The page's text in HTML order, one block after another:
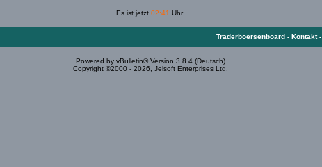
Es ist jetzt 02:41 Uhr.
Traderboersenboard - Kontakt-
Powered by vBulletin® Version 3.8.4 (Deutsch)
Copyright ©2000 - 2026, Jelsoft Enterprises Ltd.